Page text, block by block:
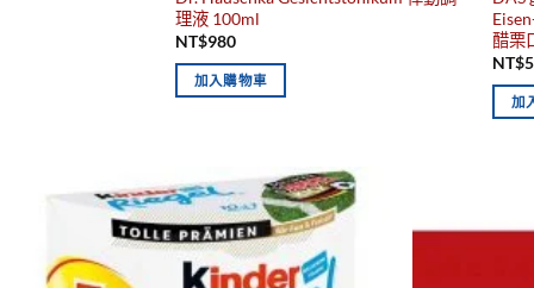
理液 100ml
NT$980
加入購物車
醋栗
NT$
加